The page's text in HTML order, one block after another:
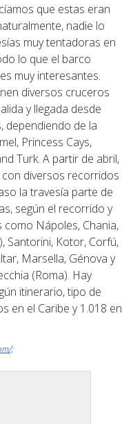
que estas eran
nadie lo
muy tentadoras en
lo que el barco
muy interesantes.
diversos cruceros
y llegada desde
dependiendo de la
Princess Cays,
Turk. A partir de abril,
diversos recorridos
la travesía parte de
según el recorrido y
Nápoles, Chania,
Santorini, Kotor, Corfú,
Marsella, Génova y
(Roma). Hay
itinerario, tipo de
en el Caribe y 1.018 en
;